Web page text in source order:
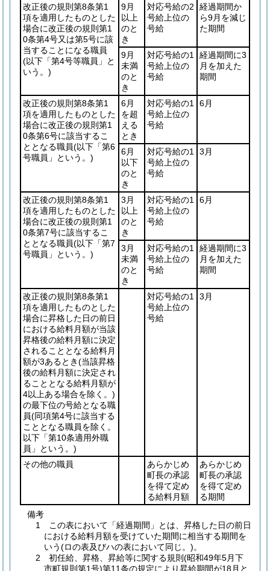
改正後の規則第8条第1
項を適用したものとした
場合に改正後の規則第1
0条第4号又は第5号に該
当することになる職員
(以下「第4号等職員」と
いう。)
9月
以上
のと
き
対応号給の2
号給上位の
号給
経過期間か
ら9月を減じ
た期間
9月
未満
のと
き
対応号給の1
号給上位の
号給
経過期間に3
月を加えた
期間
改正後の規則第8条第1
項を適用したものとした
場合に改正後の規則第1
0条第6号に該当するこ
ととなる職員(以下「第6
号職員」という。)
6月
を超
える
とき
対応号給の1
号給上位の
号給
6月
6月
以下
のと
き
対応号給の1
号給上位の
号給
3月
改正後の規則第8条第1
項を適用したものとした
場合に改正後の規則第1
0条第7号に該当するこ
ととなる職員(以下「第7
号職員」という。)
3月
以上
のと
き
対応号給の1
号給上位の
号給
6月
3月
未満
のと
き
対応号給の1
号給上位の
号給
経過期間に3
月を加えた
期間
改正後の規則第8条第1
項を適用したものとした
場合に昇格した日の前日
における給料月額が当該
昇格後の給料月額に決定
されることとなる給料月
額が3あるとき(当該昇格
後の給料月額に決定され
ることとなる給料月額が
4以上ある場合を除く。)
の最下位の号給となる職
員(同項第4号に該当する
こととなる職員を除く。
以下「第10条適用外職
員」という。)
対応号給の1
号給上位の
号給
3月
その他の職員
あらかじめ
町長の承認
を得て定め
る給料月額
あらかじめ
町長の承認
を得て定め
る期間
備考
1 この表において「経過期間」とは、昇格した日の前日
における給料月額を受けていた期間に相当する期間を
いう(ロの表及びハの表において同じ。)。
2 初任給、昇格、昇給等に関する規則(昭和49年5月下
市町規則第1号)第11条の規定により昇給期間が18月と